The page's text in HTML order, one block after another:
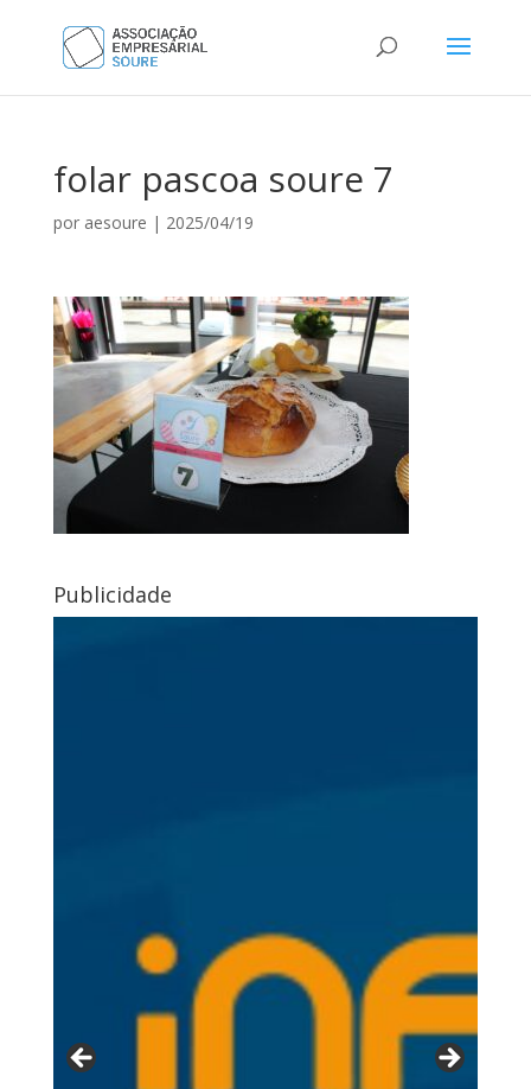
folar pascoa soure 7
por aesoure | 2025/04/19
Publicidade